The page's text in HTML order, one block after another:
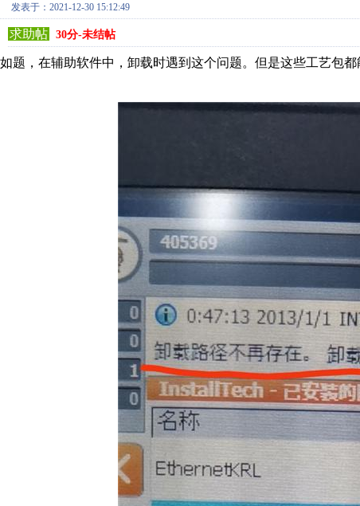
发表于：2021-12-30 15:12:49
求助帖
30分-未结帖
如题，在辅助软件中，卸载时遇到这个问题。但是这些工艺包